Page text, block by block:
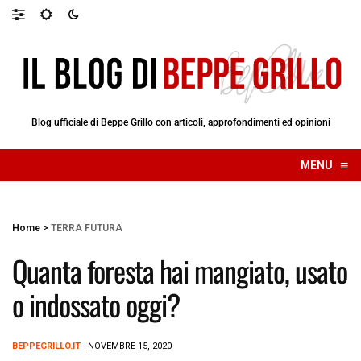
Blog ufficiale di Beppe Grillo con articoli, approfondimenti ed opinioni
MENU ≡
☰
Home > TERRA FUTURA
Quanta foresta hai mangiato, usato
o indossato oggi?
BEPPEGRILLO.IT - NOVEMBRE 15, 2020